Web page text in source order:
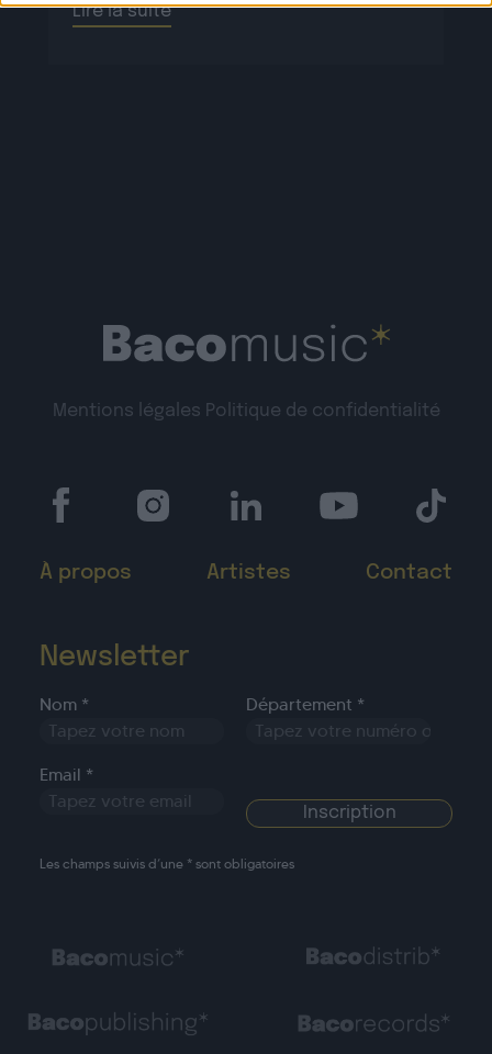
Lire la suite
Mentions légales Politique de confidentialité
À propos Artistes Contact
Newsletter
Nom * Département *
Email *
Les champs suivis d’une * sont obligatoires